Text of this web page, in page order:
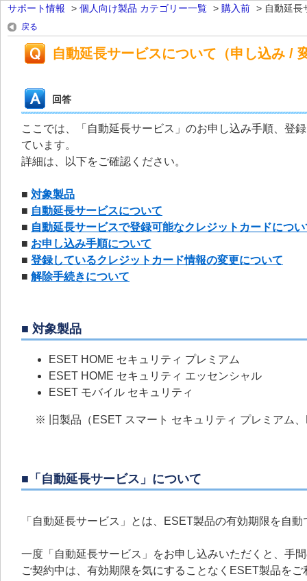
サポート情報 > 個人向け製品 カテゴリー一覧 > 購入前 > 自動延長
戻る
自動延長サービスについて（申し込み /
回答
ここでは、「自動延長サービス」のお申し込み手順、登
ています。
詳細は、以下をご確認ください。
■ 対象製品
■ 自動延長サービスについて
■ 自動延長サービスで登録可能なクレジットカードについ
■ お申し込み手順について
■ 登録しているクレジットカード情報の変更について
■ 解除手続きについて
■ 対象製品
ESET HOME セキュリティ プレミアム
ESET HOME セキュリティ エッセンシャル
ESET モバイル セキュリティ
※ 旧製品（ESET スマート セキュリティ プレミアム
■「自動延長サービス」について
「自動延長サービス」とは、ESET製品の有効期限を自
一度「自動延長サービス」をお申し込みいただくと、手
ご契約中は、有効期限を気にすることなくESET製品を